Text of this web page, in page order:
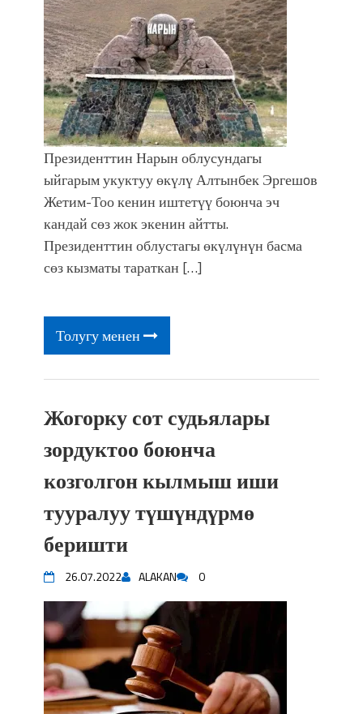
Президенттин Нарын облусундагы
ыйгарым укуктуу өкүлү Алтынбек Эргешoв
Жетим-Тоо кенин иштетүү боюнча эч
кандай сөз жок экенин айтты.
Президенттин облустагы өкүлүнүн басма
сөз кызматы тараткан […]
Толугу менен
Жогорку сот судьялары
зордуктоо боюнча
козголгон кылмыш иши
тууралуу түшүндүрмө
беришти
26.07.2022 ALAKAN 0